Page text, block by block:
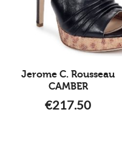
Jerome C. Rousseau
CAMBER
€217.50